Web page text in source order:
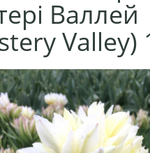
Валлей
Valley)